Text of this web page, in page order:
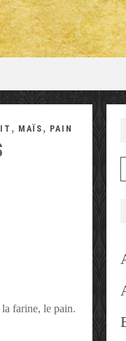
, MAÏS , PAIN
farine, le pain.